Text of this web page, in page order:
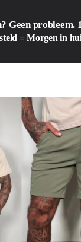
Geen
= Morgen in
SALE!